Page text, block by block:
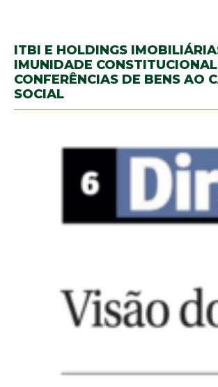
ITBI E HOLDINGS
IMUNIDADE
CONFERÊNCIAS DE BENS AO
SOCIAL